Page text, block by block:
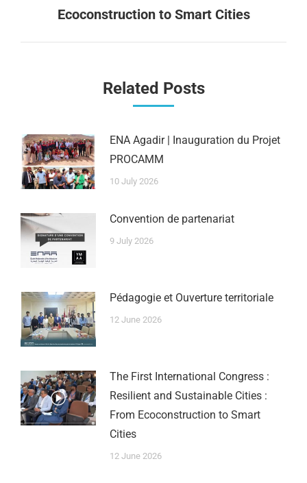
Ecoconstruction to Smart Cities
Related Posts
ENA Agadir | Inauguration du Projet
PROCAMM
10 July 2026
Convention de partenariat
9 July 2026
Pédagogie et Ouverture territoriale
12 June 2026
The First International Congress :
Resilient and Sustainable Cities :
From Ecoconstruction to Smart
Cities
12 June 2026